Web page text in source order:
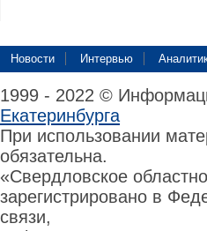
Новости Интервью
1999 - 2022 ©
Екатеринбурга
При использовании
обязательна.
«Свердловское
зарегистрировано в
связи,